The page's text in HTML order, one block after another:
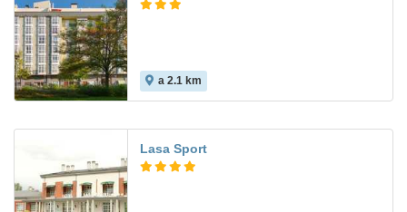
a 2.1 km
Lasa Sport